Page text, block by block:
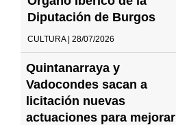
Diputación de Burgos
CULTURA | 28/07/2026
Quintanarraya y
Vadocondes sacan a
licitación nuevas
actuaciones para mejorar